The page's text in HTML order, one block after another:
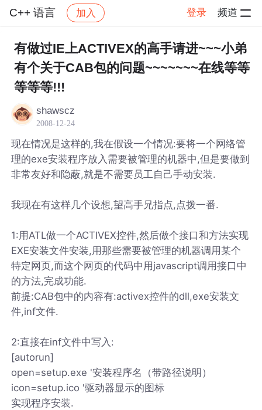
C++ 语言 加入 登录 频道
社区 C++ 语言 帖子详情
有做过IE上ACTIVEX的高手请进~~~小弟
有个关于CAB包的问题~~~~~~~在线等等
等等等!!!
shawscz
2008-12-24
现在情况是这样的,我在假设一个情况:要将一个网络管
理的exe安装程序放入需要被管理的机器中,但是要做到
非常友好和隐蔽,就是不需要员工自己手动安装.
我现在有这样几个设想,望高手兄指点,点拨一番.
1:用ATL做一个ACTIVEX控件,然后做个接口和方法实现
EXE安装文件安装,用那些需要被管理的机器调用某个
特定网页,而这个网页的代码中用javascript调用接口中
的方法,完成功能.
前提:CAB包中的内容有:activex控件的dll,exe安装文
件,inf文件.
2:直接在inf文件中写入:
[autorun]
open=setup.exe '安装程序名（带路径说明）
icon=setup.ico '驱动器显示的图标
实现程序安装.